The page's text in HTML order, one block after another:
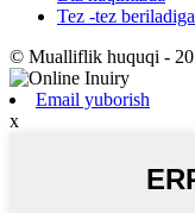
Tez -tez
© Mualliflik huquqi -
Email yuborish
x